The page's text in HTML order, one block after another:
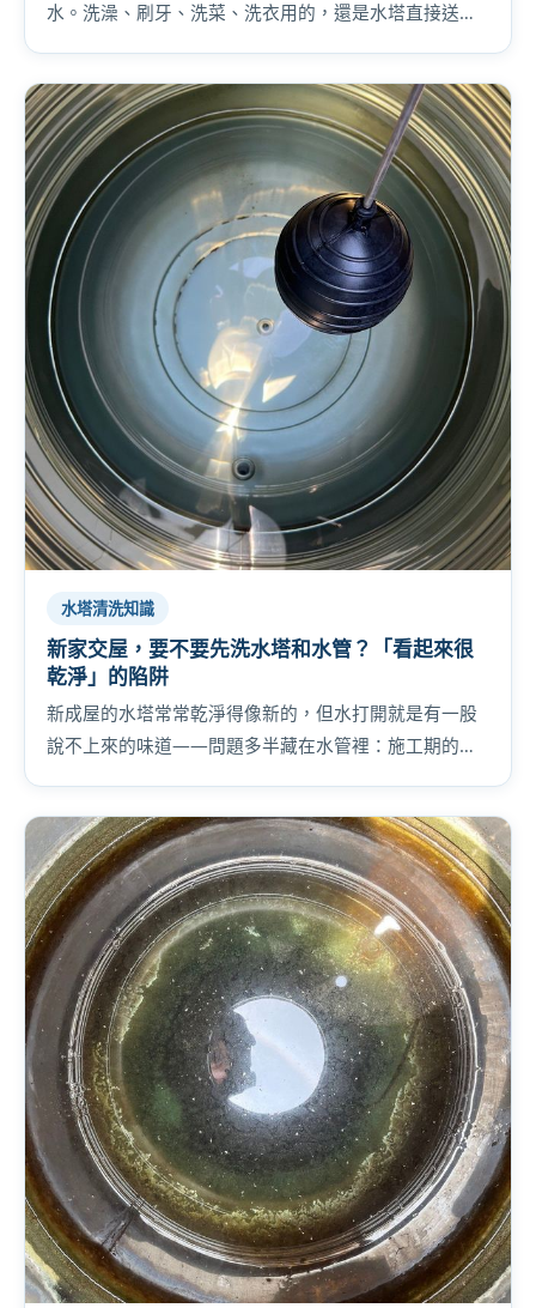
水。洗澡、刷牙、洗菜、洗衣用的，還是水塔直接送來
多。
水塔清洗知識
新家交屋，要不要先洗水塔和水管？「看起來很
乾淨」的陷阱
新成屋的水塔常常乾淨得像新的，但水打開就是有一股
說不上來的味道——問題多半藏在水管裡：施工期的防
斷，一篇講清楚。